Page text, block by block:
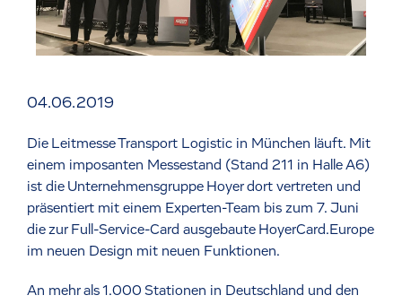
04.06.2019
Die Leitmesse Transport Logistic in München läuft. Mit
einem imposanten Messestand (Stand 211 in Halle A6)
ist die Unternehmensgruppe Hoyer dort vertreten und
präsentiert mit einem Experten-Team bis zum 7. Juni
die zur Full-Service-Card ausgebaute HoyerCard.Europe
im neuen Design mit neuen Funktionen.
An mehr als 1.000 Stationen in Deutschland und den